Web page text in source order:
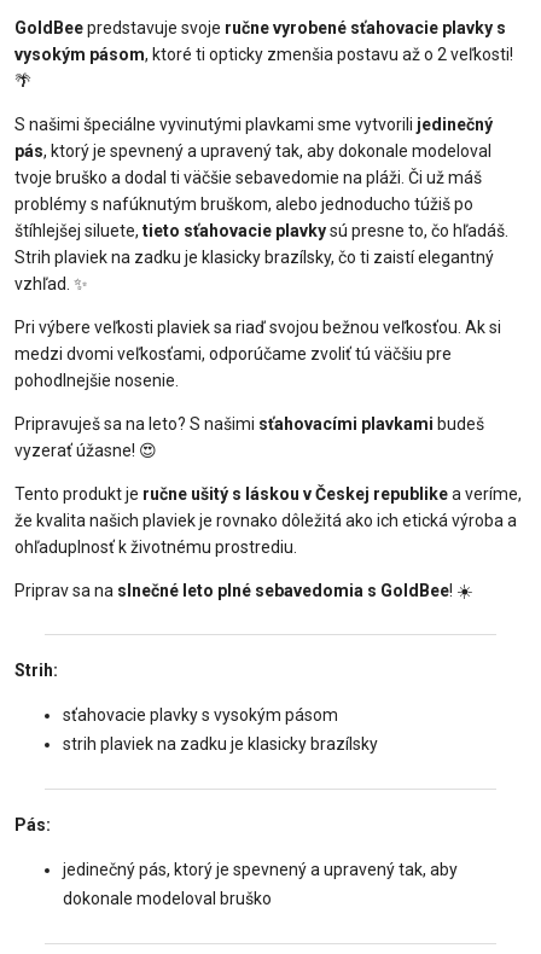
GoldBeepredstavuje svoje ručne vyrobené sťahovacie plavky s
vysokým pásom, ktoré ti opticky zmenšia postavu až o 2 veľkosti!
🌴
S našimi špeciálne vyvinutými plavkami sme vytvorili jedinečný
pás, ktorý je spevnený a upravený tak, aby dokonale modeloval
tvoje bruško a dodal ti väčšie sebavedomie na pláži. Či už máš
problémy s nafúknutým bruškom, alebo jednoducho túžiš po
štíhlejšej siluete, tieto sťahovacie plavkysú presne to, čo hľadáš.
Strih plaviek na zadku je klasicky brazílsky, čo ti zaistí elegantný
vzhľad. ✨
Pri výbere veľkosti plaviek sa riaď svojou bežnou veľkosťou. Ak si
medzi dvomi veľkosťami, odporúčame zvoliť tú väčšiu pre
pohodlnejšie nosenie.
Pripravuješ sa na leto? S našimi sťahovacími plavkami budeš
vyzerať úžasne! 😍
Tento produkt je ručne ušitý s láskou v Českej republikea veríme,
že kvalita našich plaviek je rovnako dôležitá ako ich etická výroba a
ohľaduplnosť k životnému prostrediu.
Priprav sa na slnečné leto plné sebavedomia s GoldBee! ☀️
Strih:
sťahovacie plavky s vysokým pásom
strih plaviek na zadku je klasicky brazílsky
Pás:
jedinečný pás, ktorý je spevnený a upravený tak, aby
dokonale modeloval bruško